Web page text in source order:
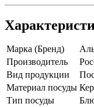
Марка (Бренд)
Производитель
Вид продукции
Материал посуды
Тип посуды